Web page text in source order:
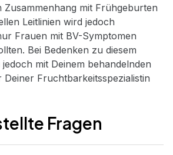
Zusammenhang mit Frühgeburten
Leitlinien wird jedoch
Frauen mit BV-Symptomen
Bei Bedenken zu diesem
mit Deinem behandelnden
Deiner Fruchtbarkeitsspezialistin
Fragen